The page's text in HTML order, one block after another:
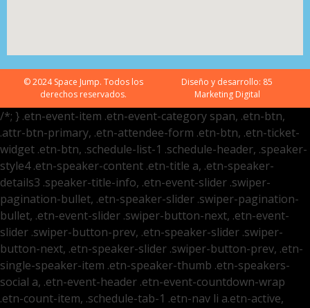
© 2024 Space Jump. Todos los
derechos reservados.
Diseño y desarrollo: 85
Marketing Digital
/*; } .etn-event-item .etn-event-category span, .etn-btn,
.attr-btn-primary, .etn-attendee-form .etn-btn, .etn-ticket-
widget .etn-btn, .schedule-list-1 .schedule-header, .speaker-
style4 .etn-speaker-content .etn-title a, .etn-speaker-
details3 .speaker-title-info, .etn-event-slider .swiper-
pagination-bullet, .etn-speaker-slider .swiper-pagination-
bullet, .etn-event-slider .swiper-button-next, .etn-event-
slider .swiper-button-prev, .etn-speaker-slider .swiper-
button-next, .etn-speaker-slider .swiper-button-prev, .etn-
single-speaker-item .etn-speaker-thumb .etn-speakers-
social a, .etn-event-header .etn-event-countdown-wrap
.etn-count-item, .schedule-tab-1 .etn-nav li a.etn-active,